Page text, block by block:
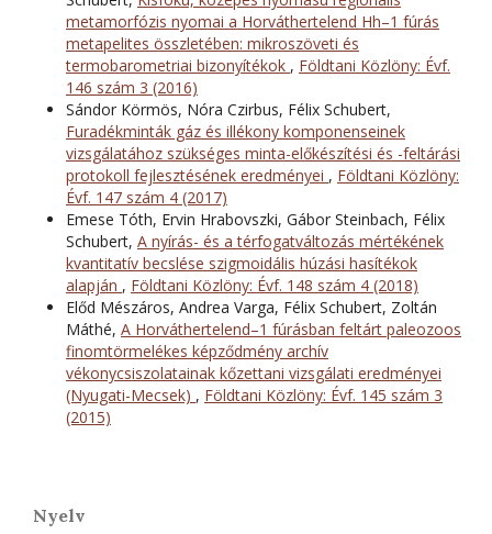
metamorfózis nyomai a Horváthertelend Hh–1 fúrás
metapelites összletében: mikroszöveti és
termobarometriai bizonyítékok , Földtani Közlöny: Évf.
146 szám 3 (2016)
Sándor Körmös, Nóra Czirbus, Félix Schubert,
Furadékminták gáz és illékony komponenseinek
vizsgálatához szükséges minta-előkészítési és -feltárási
protokoll fejlesztésének eredményei , Földtani Közlöny:
Évf. 147 szám 4 (2017)
Emese Tóth, Ervin Hrabovszki, Gábor Steinbach, Félix
Schubert, A nyírás- és a térfogatváltozás mértékének
kvantitatív becslése szigmoidális húzási hasítékok
alapján , Földtani Közlöny: Évf. 148 szám 4 (2018)
Előd Mészáros, Andrea Varga, Félix Schubert, Zoltán
Máthé, A Horváthertelend–1 fúrásban feltárt paleozoos
finomtörmelékes képződmény archív
vékonycsiszolatainak kőzettani vizsgálati eredményei
(Nyugati-Mecsek) , Földtani Közlöny: Évf. 145 szám 3
(2015)
Nyelv